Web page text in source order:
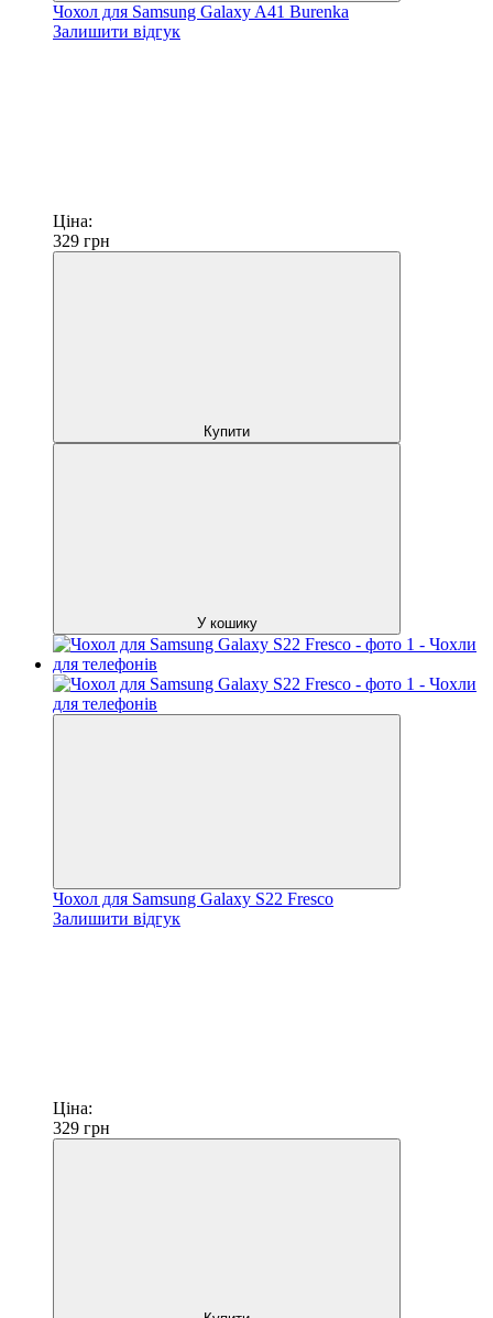
Чохол для Samsung Galaxy A41 Burenka
Залишити відгук
Ціна:
329 грн
Купити
У кошику
Чохол для Samsung Galaxy S22 Fresco
Залишити відгук
Ціна:
329 грн